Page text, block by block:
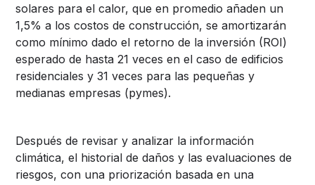
solares para el calor, que en promedio añaden un
1,5% a los costos de construcción, se amortizarán
como mínimo dado el retorno de la inversión (ROI)
esperado de hasta 21 veces en el caso de edificios
residenciales y 31 veces para las pequeñas y
medianas empresas (pymes).
Después de revisar y analizar la información
climática, el historial de daños y las evaluaciones de
riesgos, con una priorización basada en una